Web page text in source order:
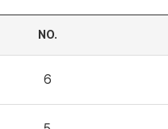
NO.
6